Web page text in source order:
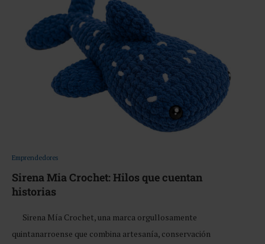
Emprendedores
Sirena Mia Crochet: Hilos que cuentan
historias
Sirena Mía Crochet, una marca orgullosamente
quintanarroense que combina artesanía, conservación